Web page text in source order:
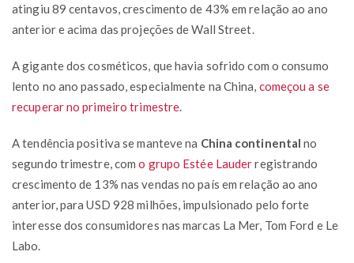
atingiu 89 centavos, crescimento de 43% em relação ao ano
anterior e acima das projeções de Wall Street.
A gigante dos cosméticos, que havia sofrido com o consumo
lento no ano passado, especialmente na China, começou a se
recuperar no primeiro trimestre
A tendência positiva se manteve na China continental no
segundo trimestre, como grupo Estée Lauderregistrando
crescimento de 13% nas vendas no país em relação ao ano
anterior, para USD 928 milhões, impulsionado pelo forte
interesse dos consumidores nas marcas La Mer, Tom Ford e Le
Labo.